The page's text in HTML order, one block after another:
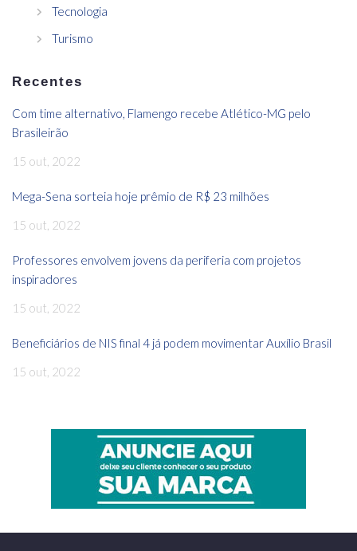
Tecnologia
Turismo
Recentes
Com time alternativo, Flamengo recebe Atlético-MG pelo
Brasileirão
15 out, 2022
Mega-Sena sorteia hoje prêmio de R$ 23 milhões
15 out, 2022
Professores envolvem jovens da periferia com projetos
inspiradores
15 out, 2022
Beneficiários de NIS final 4 já podem movimentar Auxílio Brasil
15 out, 2022